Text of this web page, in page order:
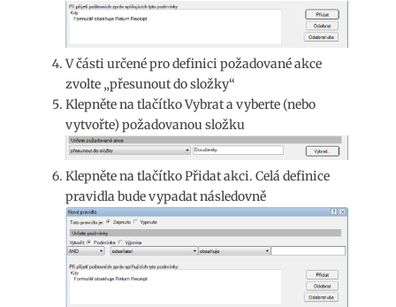
V části určené pro definici požadované akce
zvolte „přesunout do složky“
Klepněte na tlačítko Vybrat a vyberte (nebo
vytvořte) požadovanou složku
Klepněte na tlačítko Přidat akci. Celá definice
pravidla bude vypadat následovně